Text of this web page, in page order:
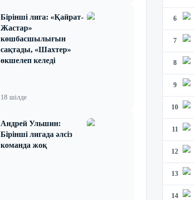
Бірінші лига: «Қайрат-
Жастар»
көшбасшылығын
сақтады, «Шахтер»
өкшелеп келеді
18 шілде
Андрей Ульшин:
Бірінші лигада әлсіз
команда жоқ
6
7
8
9
10
11
12
13
14